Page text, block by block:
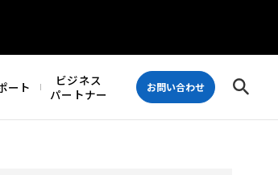
ート
ビジネス
パートナー
お問い合わせ